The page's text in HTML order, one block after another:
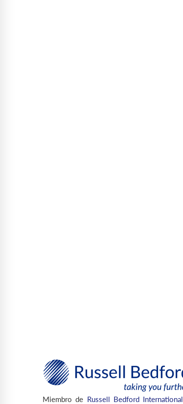
Miembro de Russell Bedford International